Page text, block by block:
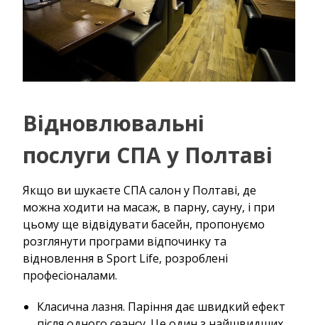
Відновлювальні
послуги СПА у Полтаві
Якщо ви шукаєте СПА салон у Полтаві, де
можна ходити на масаж, в парну, сауну, і при
цьому ще відвідувати басейн, пропонуємо
розглянути програми відпочинку та
відновлення в Sport Life, розроблені
професіоналами.
Класична лазня. Паріння дає швидкий ефект